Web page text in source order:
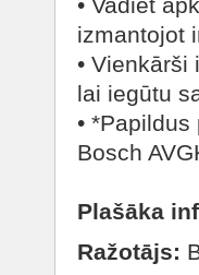
izmantojot
•
lai iegūtu
•
Bosch
Plašāka
Ražotājs: